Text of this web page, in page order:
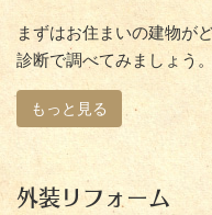
まずはお住まいの建物が
診断で調べてみましょう。
もっと見る
外装リフォーム